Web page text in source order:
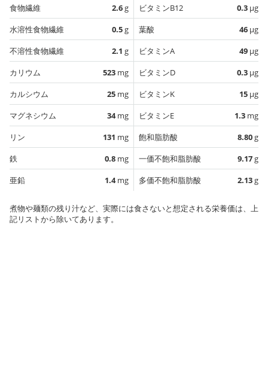
食物繊維
2.6g
水溶性食物繊維
0.5g
不溶性食物繊維
2.1 g
カリウム
523 mg
カルシウム
25 mg
マグネシウム
34mg
リン
131 mg
鉄
0.8 mg
亜鉛
1.4mg
ビタミンB12
0.3 µg
葉酸
46 µg
ビタミンA
49 µg
ビタミンD
0.3 µg
ビタミンK
15 µg
ビタミンE
1.3 mg
飽和脂肪酸
8.80g
一価不飽和脂肪酸
9.17g
多価不飽和脂肪酸
2.13g
煮物や麺類の残り汁など、実際には食さないと想定される栄養価は、上
記リストから除いてあります。